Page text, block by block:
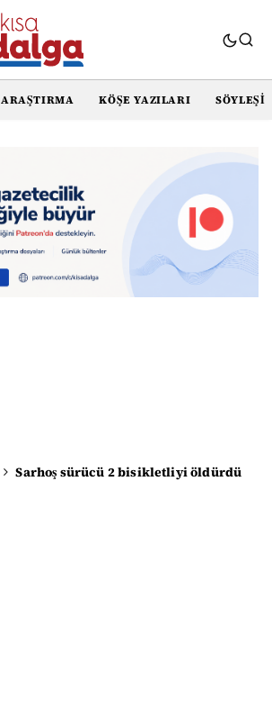
ARAŞTIRMA KÖŞE YAZILARI SÖYLEŞI
Sarhoş sürücü 2 bisikletliyi öldürdü